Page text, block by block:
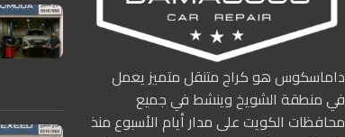
داماسكوس هو كراج متنقل متميز يعمل
في منطقة الشويخ وينشط في جميع
محافظات الكويت على مدار أيام الأسبوع منذ